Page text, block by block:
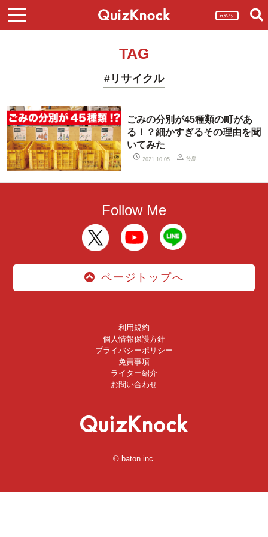
ログイン
TAG
#リサイクル
ごみの分別が45種類の町があ
る！？細かすぎるその理由を聞
いてみた
2021.10.05 於島
Follow Me
ページトップへ
利用規約
個人情報保護方針
プライバシーポリシー
免責事項
ライター紹介
お問い合わせ
© baton inc.